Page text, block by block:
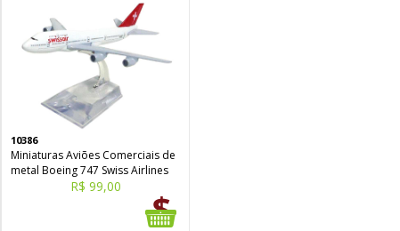
10386
Miniaturas Aviões Comerciais de
metal Boeing 747 Swiss Airlines
R$ 99,00